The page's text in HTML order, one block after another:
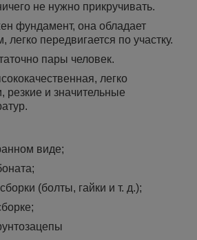
не нужно прикручивать.
фундамент, она обладает
передвигается по участку.
пары человек.
легко
резкие и значительные
виде;
(болты, гайки и т. д.);